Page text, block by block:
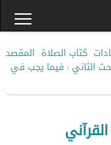
كتاب الصلاة المقصد
الثاني : فيما يجب في